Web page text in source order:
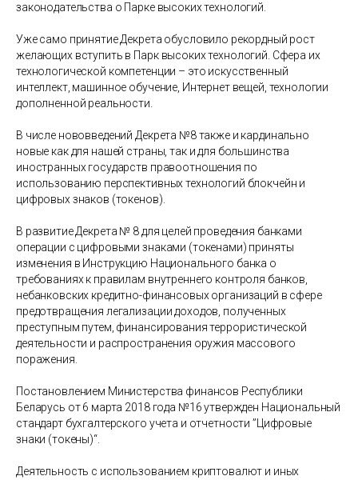
законодательства о Парке высоких технологий.
Уже само принятие Декрета обусловило рекордный рост
желающих вступить в Парк высоких технологий. Сфера их
технологической компетенции – это искусственный
интеллект, машинное обучение, Интернет вещей, технологии
дополненной реальности.
В числе нововведений Декрета №8 также и кардинально
новые как для нашей страны, так и для большинства
иностранных государств правоотношения по
использованию перспективных технологий блокчейн и
цифровых знаков (токенов).
В развитие Декрета № 8 для целей проведения банками
операции с цифровыми знаками (токенами) приняты
изменения в Инструкцию Национального банка о
требованиях к правилам внутреннего контроля банков,
небанковских кредитно-финансовых организаций в сфере
предотвращения легализации доходов, полученных
преступным путем, финансирования террористической
деятельности и распространения оружия массового
поражения.
Постановлением Министерства финансов Республики
Беларусь от 6 марта 2018 года №16 утвержден Национальный
стандарт бухгалтерского учета и отчетности ”Цифровые
знаки (токены)“.
Деятельность с использованием криптовалют и иных